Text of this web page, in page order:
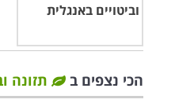
הכי נצפים ב
תזונה